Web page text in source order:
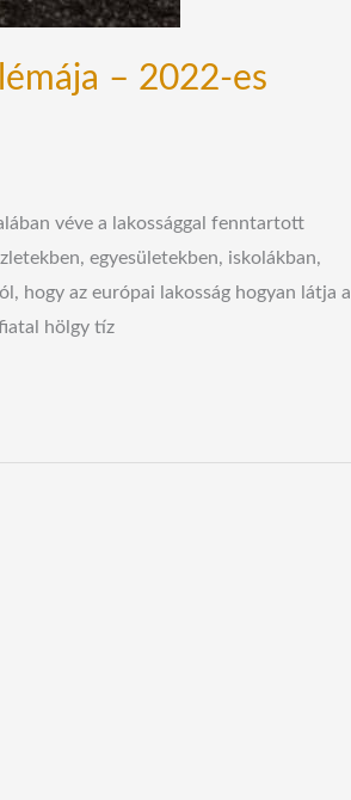
– 2022-es
véve a lakossággal fenntartott
egyesületekben, iskolákban,
hogy az európai lakosság hogyan látja a
hölgy tíz